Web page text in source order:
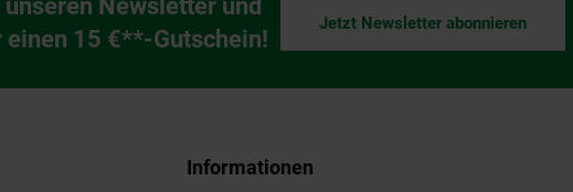
Newsletter und
einen 15 €**-Gutschein!
Jetzt Newsletter abonnieren
Informationen